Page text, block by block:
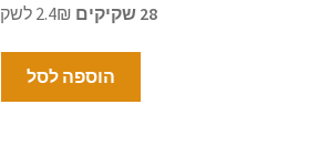
28 שקיקים
הוספה לסל